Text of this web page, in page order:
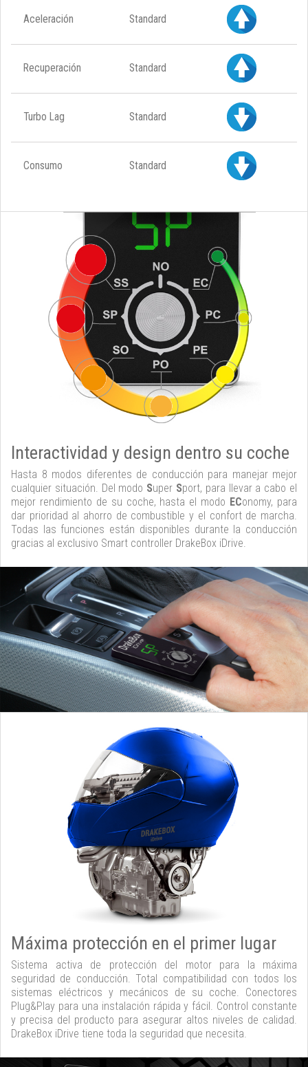
Aceleración Standard
Recuperación Standard
Turbo Lag Standard
Consumo Standard
Interactividad y design dentro su coche
Hasta 8 modos diferentes de conducción para manejar mejor
cualquier situación. Del modo Super Sport, para llevar a cabo el
mejor rendimiento de su coche, hasta el modo EConomy, para
dar prioridad al ahorro de combustible y el confort de marcha.
Todas las funciones están disponibles durante la conducción
gracias al exclusivo Smart controller DrakeBox iDrive.
Máxima protección en el primer lugar
Sistema activa de protección del motor para la máxima
seguridad de conducción. Total compatibilidad con todos los
sistemas eléctricos y mecánicos de su coche. Conectores
Plug&Play para una instalación rápida y fácil. Control constante
y precisa del producto para asegurar altos niveles de calidad.
DrakeBox iDrive tiene toda la seguridad que necesita.